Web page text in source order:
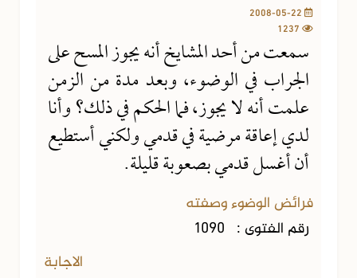
سمعت من أحد المشايخ أنه يجوز المسح على
الجراب في الوضوء، وبعد مدة من الزمن
علمت أنه لا يجوز، فما الحكم في ذلك؟ وأنا
لدي إعاقة مرضية في قدمي ولكني أستطيع
أن أغسل قدمي بصعوبة قليلة.
فرائض الوضوء وصفته
رقم الفتوى : 1090
الاجابة